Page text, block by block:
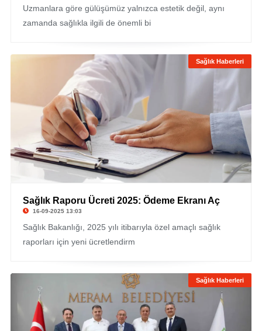
Uzmanlara göre gülüşümüz yalnızca estetik değil, aynı
zamanda sağlıkla ilgili de önemli bi
Sağlık Haberleri
Sağlık Raporu Ücreti 2025: Ödeme Ekranı Aç
16-09-2025 13:03
Sağlık Bakanlığı, 2025 yılı itibarıyla özel amaçlı sağlık
raporları için yeni ücretlendirm
Sağlık Haberleri